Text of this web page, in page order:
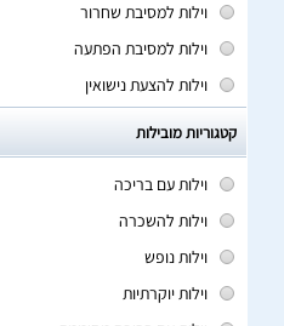
וילות למסיבת שחרור
וילות למסיבת הפתעה
וילות להצעת נישואין
קטגוריות מובילות
וילות עם בריכה
וילות להשכרה
וילות נופש
וילות יוקרתיות